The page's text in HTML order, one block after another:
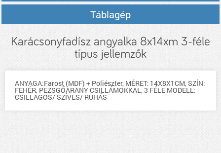
Táblagép
Karácsonyfadísz angyalka 8x14xm 3-féle
típus jellemzők
ANYAGA:Farost (MDF) + Poliészter, MÉRET: 14X8X1CM, SZÍN:
FEHÉR, PEZSGŐARANY CSILLÁMOKKAL, 3 FÉLE MODELL:
CSILLAGOS/ SZÍVES/ RUHÁS